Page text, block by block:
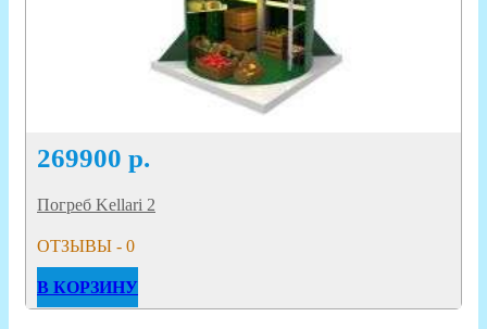
269900 р.
Погреб Kellari 2
ОТЗЫВЫ - 0
В КОРЗИНУ